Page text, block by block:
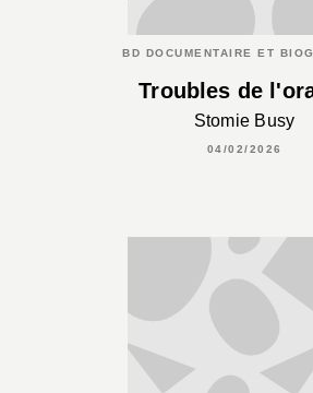
BD DOCUMENTAIRE ET
Troubles de
Stomie Busy
04/02/2026